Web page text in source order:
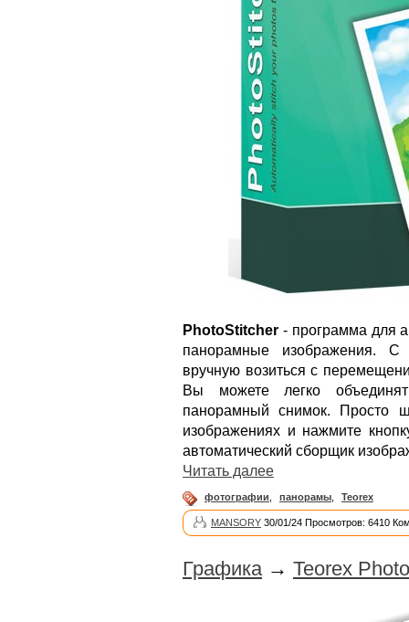
PhotoStitcher - программа для
панорамные изображения. С
вручную возиться с
Вы можете легко
панорамный снимок. Просто
изображениях и нажмите
автоматический сборщик
Читать далее
фотографии, панорамы, Teorex
MANSORY 30/01/24 Просмотров: 6410
Графика → Teorex